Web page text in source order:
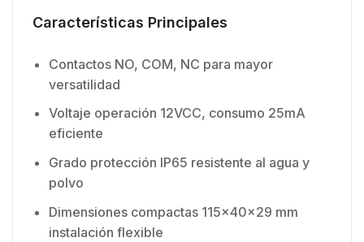
Características Principales
Contactos NO, COM, NC para mayor
versatilidad
Voltaje operación 12VCC, consumo 25mA
eficiente
Grado protección IP65 resistente al agua y
polvo
Dimensiones compactas 115x40x29 mm
instalación flexible